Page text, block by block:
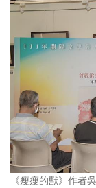
《瘦瘦的獸》作者